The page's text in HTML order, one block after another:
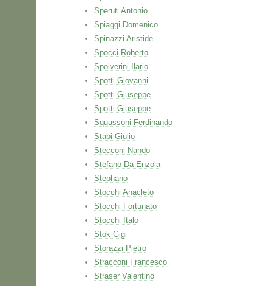
Speruti Antonio
Spiaggi Domenico
Spinazzi Aristide
Spocci Roberto
Spolverini Ilario
Spotti Giovanni
Spotti Giuseppe
Spotti Giuseppe
Squassoni Ferdinando
Stabi Giulio
Stecconi Nando
Stefano Da Enzola
Stephano
Stocchi Anacleto
Stocchi Fortunato
Stocchi Italo
Stok Gigi
Storazzi Pietro
Stracconi Francesco
Straser Valentino